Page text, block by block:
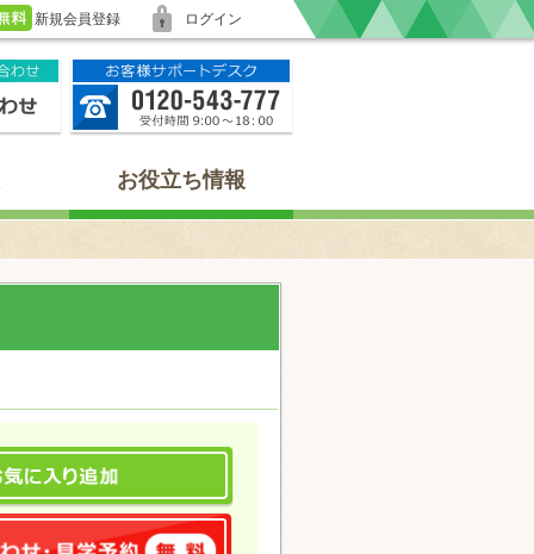
新規会員登録 ログイン
お役立ち情報